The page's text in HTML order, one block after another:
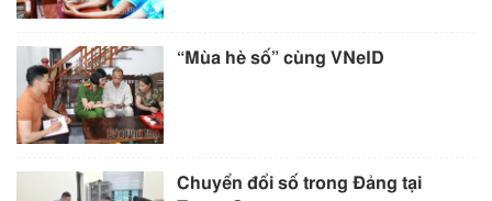
“Mùa hè số” cùng VNeID
Chuyển đổi số trong Đảng tại